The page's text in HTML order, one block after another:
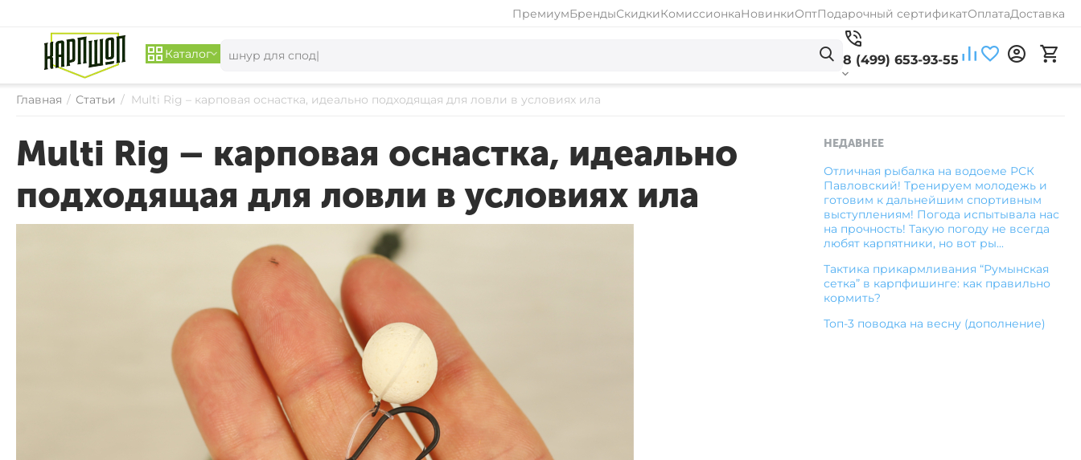
ПремиумБрендыСкидкиКомиссионкаНовинкиОптПодарочный сертификатОплатаДоставка
Каталог 8 (499) 653-93-55
Главная / Статьи / Multi Rig – карповая оснастка, идеально подходящая для ловли в условиях ила
Multi Rig – карповая оснастка, идеально
подходящая для ловли в условиях ила
НЕДАВНЕЕ
Отличная рыбалка на водоеме РСК
Павловский! Тренируем молодежь и
готовим к дальнейшим спортивным
выступлениям! Погода испытывала нас
на прочность! Такую погоду не всегда
любят карпятники, но вот ры...
Тактика прикармливания “Румынская
сетка” в карпфишинге: как правильно
кормить?
Топ-3 поводка на весну (дополнение)